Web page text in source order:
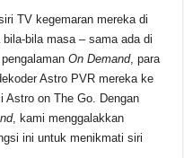
TV kegemaran mereka di
bila masa – sama ada di
pengalamanOn Demand, para
Astro PVR mereka ke
Astro on The Go. Dengan
, kami menggalakkan
ini untuk menikmati siri